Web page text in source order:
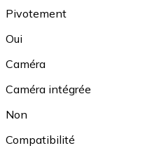
Pivotement
Oui
Caméra
Caméra intégrée
Non
Compatibilité